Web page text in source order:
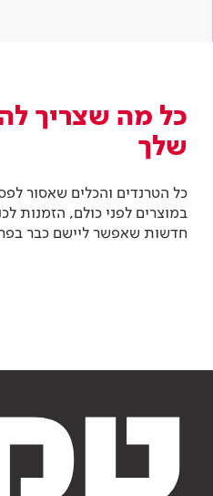
כל מה שצריך
שלך
כל הטרנדים והכלים שאסור
במוצרים לפני כולם, הזמנות
חדשות שאפשר ליישם כבר